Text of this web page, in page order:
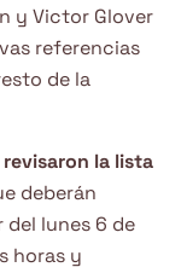
y Victor Glover
referencias
de la
revisaron la lista
deberán
lunes 6 de
horas y